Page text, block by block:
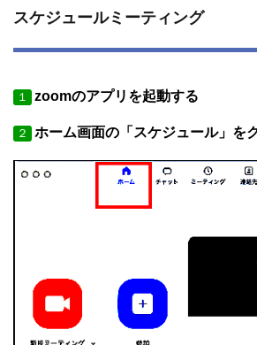
スケジュールミーティング
１ zoomのアプリを起動する
２ ホーム画面の「スケジュール」を